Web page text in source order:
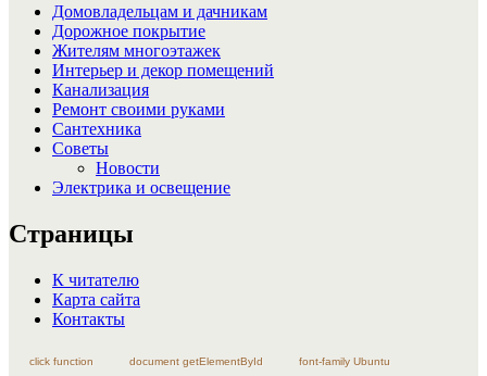
Домовладельцам и дачникам
Дорожное покрытие
Жителям многоэтажек
Интерьер и декор помещений
Канализация
Ремонт своими руками
Сантехника
Советы
Новости
Электрика и освещение
Страницы
К читателю
Карта сайта
Контакты
click function document getElementById font-family Ubuntu